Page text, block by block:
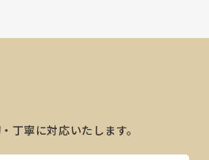
丁寧に対応いたします。